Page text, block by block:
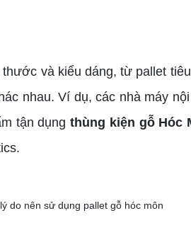
và kiểu dáng, từ pallet
nhau. Ví dụ, các nhà máy
tận dụngthùng kiện gỗ Hóc